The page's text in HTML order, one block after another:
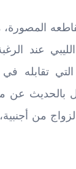
عند
التي تقابله
بالحديث
من